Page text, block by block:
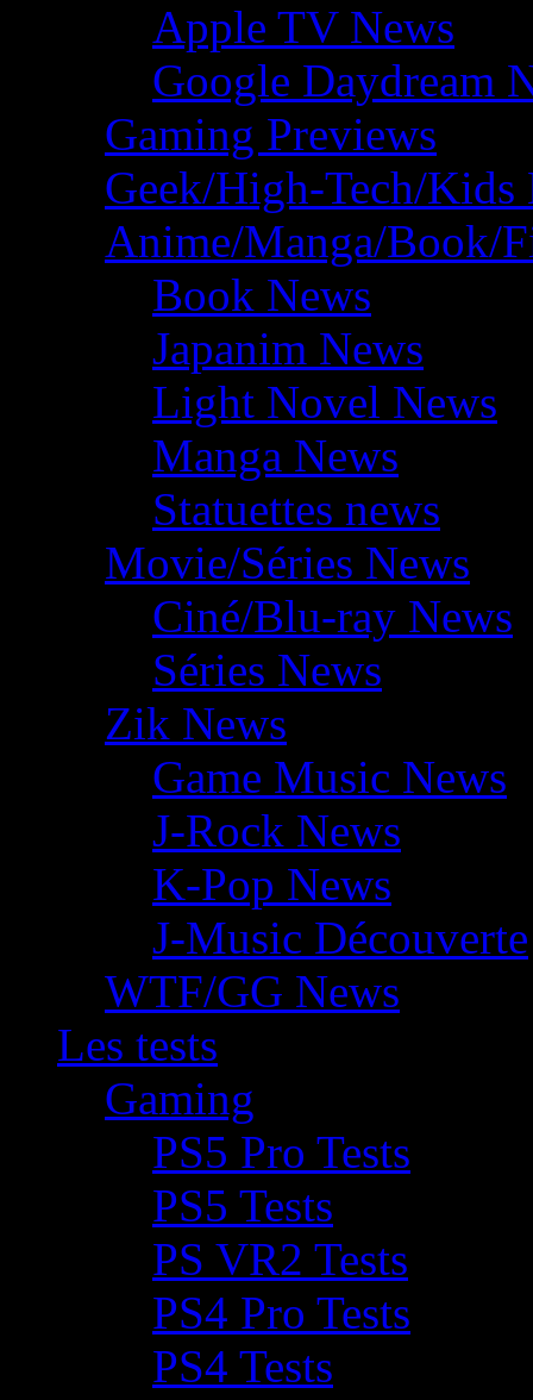
Apple TV News
Google Daydream
Gaming Previews
Geek/High-Tech/Kids
Anime/Manga/Book/
Book News
Japanim News
Light Novel News
Manga News
Statuettes news
Movie/Séries News
Ciné/Blu-ray News
Séries News
Zik News
Game Music News
J-Rock News
K-Pop News
J-Music Découverte
WTF/GG News
Les tests
Gaming
PS5 Pro Tests
PS5 Tests
PS VR2 Tests
PS4 Pro Tests
PS4 Tests